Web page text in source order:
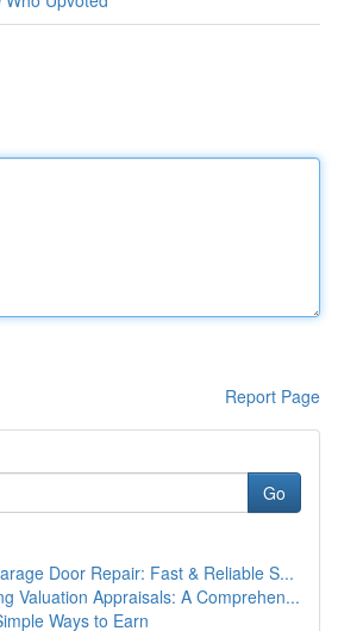
Report Page
Go
Door Repair: Fast & Reliable S...
Valuation Appraisals: A Comprehen...
Ways to Earn